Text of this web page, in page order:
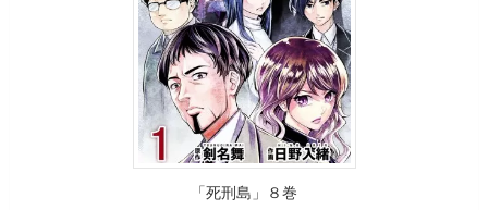
「死刑島」８巻